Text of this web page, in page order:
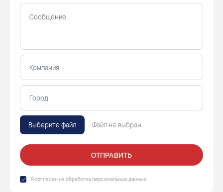
Выберите файл Файл не выбран
ОТПРАВИТЬ
Я согласен на обработкуперсональных данных